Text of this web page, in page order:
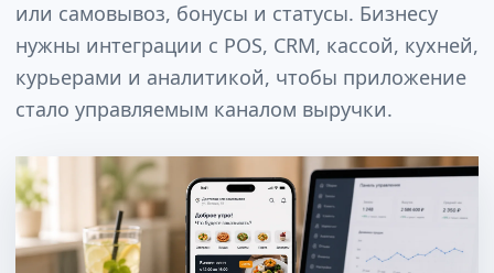
или самовывоз, бонусы и статусы. Бизнесу
нужны интеграции с POS, CRM, кассой, кухней,
курьерами и аналитикой, чтобы приложение
стало управляемым каналом выручки.